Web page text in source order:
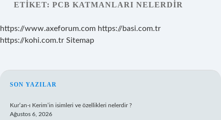
Yasal Uyarı
Hakkımızda
ETIKET: PCB KATMANLARI NELERDIR
https://www.axeforum.com https://basi.com.tr
https://kohi.com.tr Sitemap
SIDEBAR
SON YAZILAR
Kur’an-ı Kerim’in isimleri ve özellikleri nelerdir ?
Ağustos 6, 2026